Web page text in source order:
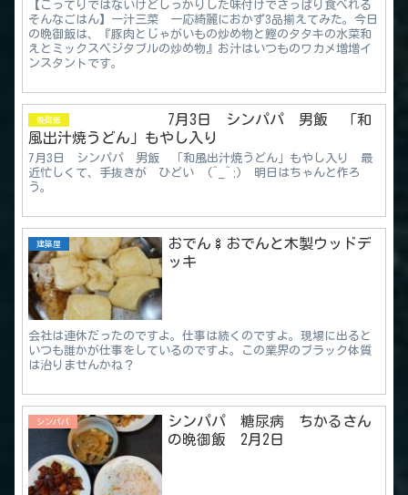
【こってりではないけどしっかりした味付けでさっぱり食べれる
そんなごはん】一汁三菜 一応綺麗におかず3品揃えてみた。今日
の晩御飯は、『豚肉とじゃがいもの炒め物と鰹のタタキの水菜和
えとミックスベジタブルの炒め物』お汁はいつものワカメ増増イ
ンスタントです。
晩御飯
7月3日 シンパパ 男飯 「和
風出汁焼うどん」もやし入り
7月3日 シンパパ 男飯 「和風出汁焼うどん」もやし入り 最
近忙しくて、手抜きが ひどい (^_^;) 明日はちゃんと作ろ
う。
建築屋
おでん🍢おでんと木製ウッドデ
ッキ
会社は連休だったのですよ。仕事は続くのですよ。現場に出ると
いつも誰かが仕事をしているのですよ。この業界のブラック体質
は治りませんかね？
シンパパ
シンパパ 糖尿病 ちかるさん
の晩御飯 2月2日